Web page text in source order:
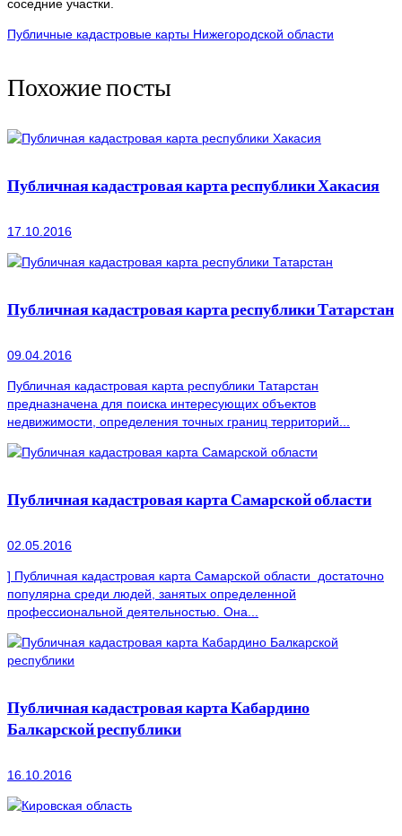
соседние участки.
Публичные кадастровые карты Нижегородской области
Похожие посты
Публичная кадастровая карта республики Хакасия
17.10.2016
Публичная кадастровая карта республики Татарстан
09.04.2016
Публичная кадастровая карта республики Татарстан
предназначена для поиска интересующих объектов
недвижимости, определения точных границ территорий...
Публичная кадастровая карта Самарской области
02.05.2016
] Публичная кадастровая карта Самарской области достаточно
популярна среди людей, занятых определенной
профессиональной деятельностью. Она...
Публичная кадастровая карта Кабардино
Балкарской республики
16.10.2016